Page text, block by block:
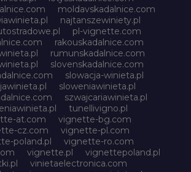
moldavskadalnice.com
najtanszewiniety.pl
pl-vignette.com
rakouskadalnice.com
rumunskadalnice.com
slovenskadalnice.com
slowacja-winieta.pl
sloweniawinieta.pl
szwajcariawinieta.pl
tunellivigno.pl
at.com
vignette-bg.com
cz.com
vignette-pl.com
poland.pl
vignette-ro.com
vignette.pl
vignettepoland.pl
vinietaelectronica.com